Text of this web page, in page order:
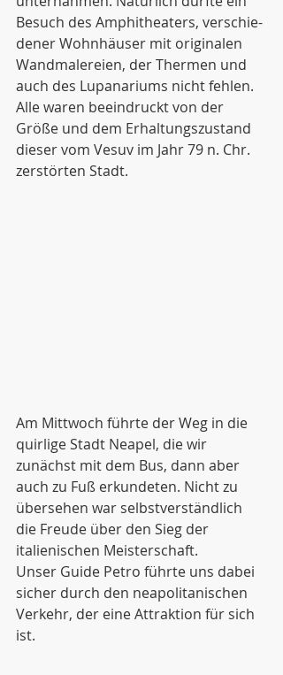
Besuch des Amphitheaters, verschie-
dener Wohnhäuser mit originalen
Wandmalereien, der Thermen und
auch des Lupanariums nicht fehlen.
Alle waren beeindruckt von der
Größe und dem Erhaltungszustand
dieser vom Vesuv im Jahr 79 n. Chr.
zerstörten Stadt.
Am Mittwoch führte der Weg in die
quirlige Stadt Neapel, die wir
zunächst mit dem Bus, dann aber
auch zu Fuß erkundeten. Nicht zu
übersehen war selbstverständlich
die Freude über den Sieg der
italienischen Meisterschaft.
Unser Guide Petro führte uns dabei
sicher durch den neapolitanischen
Verkehr, der eine Attraktion für sich
ist.